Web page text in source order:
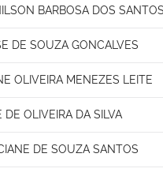
BARBOSA DOS SANTOS
DE SOUZA GONCALVES
OLIVEIRA MENEZES LEITE
DE OLIVEIRA DA SILVA
DE SOUZA SANTOS